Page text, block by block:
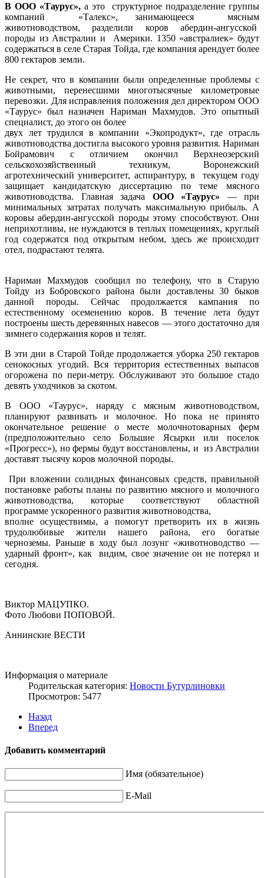
В ООО «Таурус», а это структурное подразделение группы
компаний «Талекс», занимающееся мясным
животноводством, разделили коров абердин-ангусской
породы из Австралии и Америки. 1350 «австралиек» будут
содержаться в селе Старая Тойда, где компания арендует более
800 гектаров земли.
Не секрет, что в компании были определенные проблемы с
животными, перенесшими многотысячные километровые
перевозки. Для исправления положения дел директором ООО
«Таурус» был назначен Нариман Махмудов. Это опытный
специалист, до этого он более
двух лет трудился в компании «Экопродукт», где отрасль
животноводства достигла высокого уровня развития. Нариман
Бойрамович с отличием окончил Верхнеозерский
сельскохозяйственный техникум, Воронежский
агротехнический университет, аспирантуру, в текущем году
защищает кандидатскую диссертацию по теме мясного
животноводства. Главная задача ООО «Таурус» — при
минимальных затратах получать максимальную прибыль. А
коровы абердин-ангусской породы этому способствуют. Они
неприхотливы, не нуждаются в теплых помещениях, круглый
год содержатся под открытым небом, здесь же происходит
отел, подрастают телята.
Нариман Махмудов сообщил по телефону, что в Старую
Тойду из Бобровского района были доставлены 30 быков
данной породы. Сейчас продолжается кампания по
естественному осеменению коров. В течение лета будут
построены шесть деревянных навесов — этого достаточно для
зимнего содержания коров и телят.
В эти дни в Старой Тойде продолжается уборка 250 гектаров
сенокосных угодий. Вся территория естественных выпасов
огорожена по пери-метру. Обслуживают это большое стадо
девять уходчиков за скотом.
В ООО «Таурус», наряду с мясным животноводством,
планируют развивать и молочное. Но пока не принято
окончательное решение о месте молочнотоварных ферм
(предположительно село Большие Ясырки или поселок
«Прогресс»), но фермы будут восстановлены, и из Австралии
доставят тысячу коров молочной породы.
При вложении солидных финансовых средств, правильной
постановке работы планы по развитию мясного и молочного
животноводства, которые соответствуют областной
программе ускоренного развития животноводства,
вполне осуществимы, а помогут претворить их в жизнь
трудолюбивые жители нашего района, его богатые
черноземы. Раньше в ходу был лозунг «животноводство —
ударный фронт», как видим, свое значение он не потерял и
сегодня.
Виктор МАЦУПКО.
Фото Любови ПОПОВОЙ.
Аннинские ВЕСТИ
Информация о материале
Родительская категория: Новости Бутурлиновки
Просмотров: 5477
Назад
Вперед
Добавить комментарий
Имя (обязательное)
E-Mail